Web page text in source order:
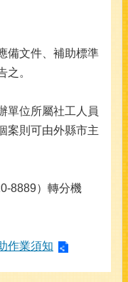
備文件、補助標準
之。
單位所屬社工人員
案則可由外縣市主
8889）轉分機
作業須知